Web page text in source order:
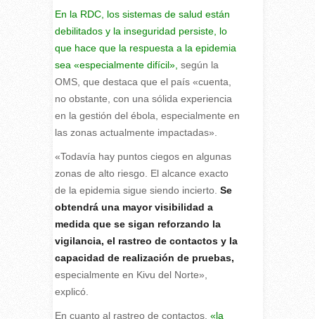
En la RDC, los sistemas de salud están
debilitados y la inseguridad persiste, lo
que hace que la respuesta a la epidemia
sea «especialmente difícil», según la
OMS, que destaca que el país «cuenta,
no obstante, con una sólida experiencia
en la gestión del ébola, especialmente en
las zonas actualmente impactadas».
«Todavía hay puntos ciegos en algunas
zonas de alto riesgo. El alcance exacto
de la epidemia sigue siendo incierto. Se
obtendrá una mayor visibilidad a
medida que se sigan reforzando la
vigilancia, el rastreo de contactos y la
capacidad de realización de pruebas,
especialmente en Kivu del Norte»,
explicó.
En cuanto al rastreo de contactos, «la